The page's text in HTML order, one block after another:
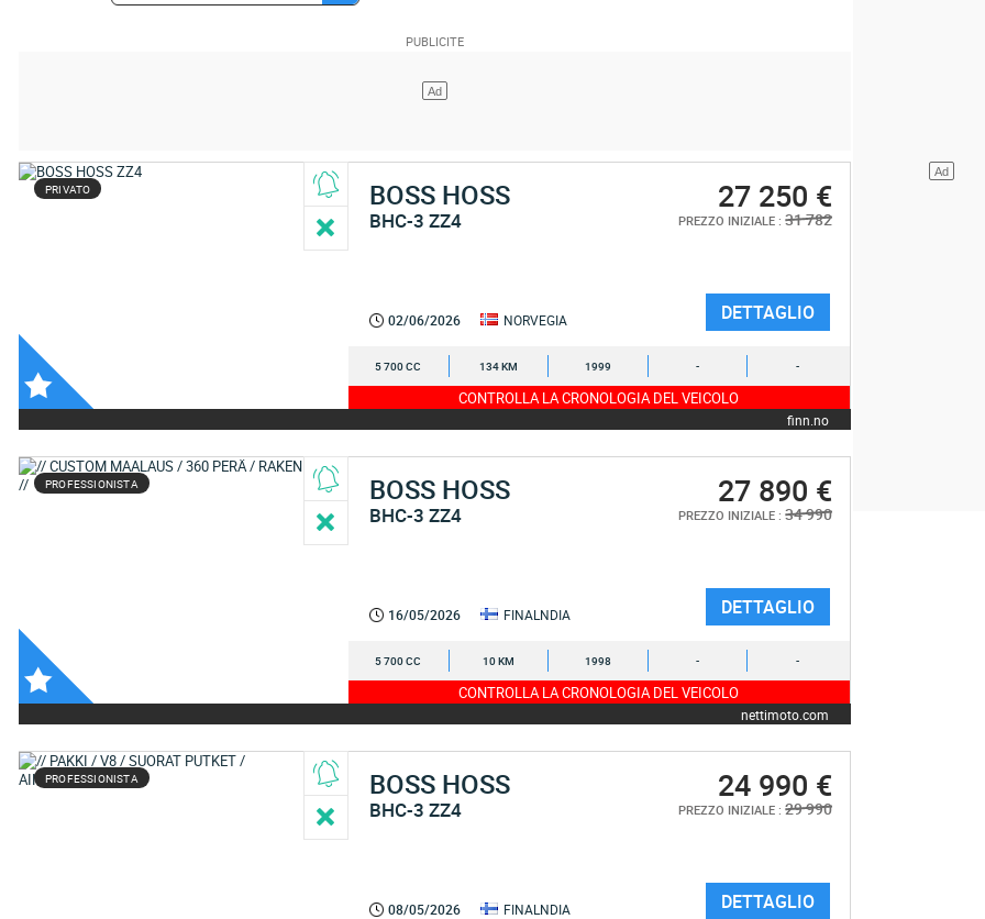
PRIVATO BOSS HOSS
BHC-3 ZZ4
27 250 €
PREZZO INIZIALE : 31 782
02/06/2026 NORVEGIA DETTAGLIO
5 700 CC 134 KM 1999 - -
CONTROLLA LA CRONOLOGIA DEL VEICOLO
finn.no
PROFESSIONISTA BOSS HOSS
BHC-3 ZZ4
27 890 €
PREZZO INIZIALE : 34 990
16/05/2026 FINALNDIA DETTAGLIO
5 700 CC 10 KM 1998 - -
CONTROLLA LA CRONOLOGIA DEL VEICOLO
nettimoto.com
PROFESSIONISTA BOSS HOSS
BHC-3 ZZ4
24 990 €
PREZZO INIZIALE : 29 990
08/05/2026 FINALNDIA DETTAGLIO